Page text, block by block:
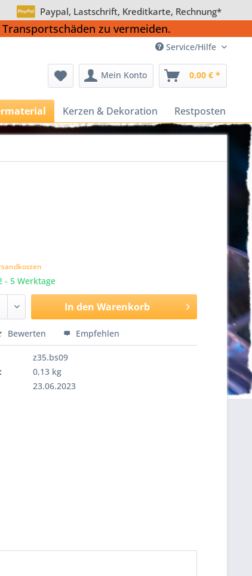
Paypal, Lastschrift, Kreditkarte, Rechnung*
zu vermeiden.
Service/Hilfe
Mein Konto 0,00 € *
Kerzen & Dekoration Restposten
- 5 Werktage
In den Warenkorb
Bewerten Empfehlen
z35.bs09
0,13 kg
23.06.2023